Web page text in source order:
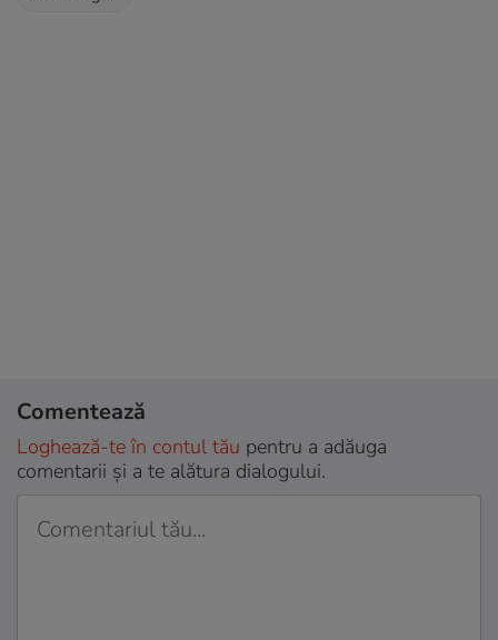
Comentează
Loghează-te în contul tău pentru a adăuga
comentarii și a te alătura dialogului.